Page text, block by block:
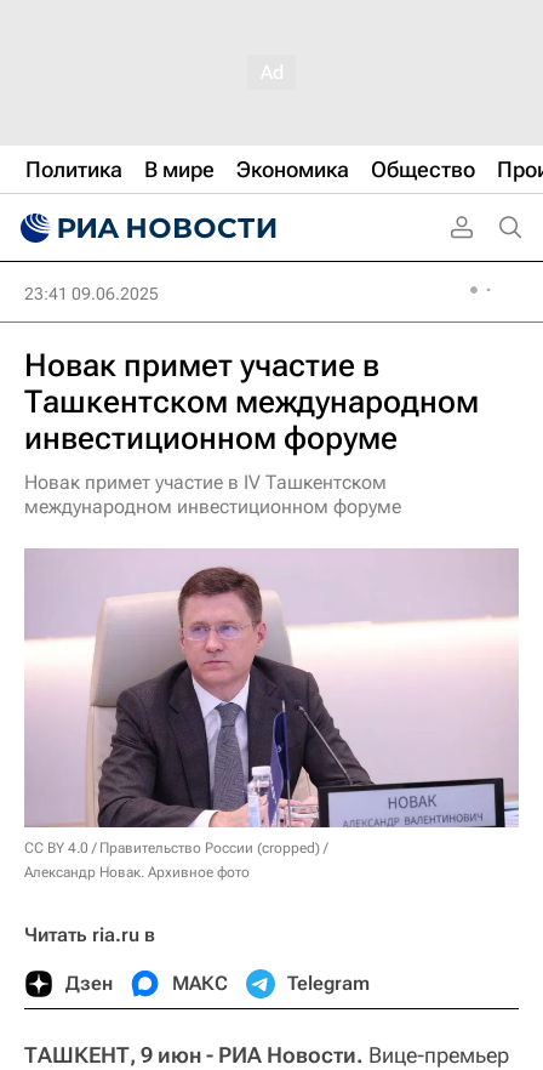
Политика В мире Экономика Общество
23:41 09.06.2025
Новак примет участие в
Ташкентском международном
инвестиционном форуме
Новак примет участие в IV Ташкентском
международном инвестиционном форуме
CC BY 4.0 / Правительство России (cropped) /
Александр Новак. Архивное фото
Читать ria.ru в
Дзен МАКС Telegram
ТАШКЕНТ, 9 июн - РИА Новости. Вице-премьер